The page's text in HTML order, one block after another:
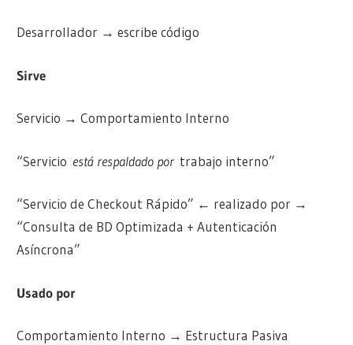
Desarrollador → escribe código
Sirve
Servicio → Comportamiento Interno
“Servicio está respaldado por trabajo interno”
“Servicio de Checkout Rápido” ← realizado por →
“Consulta de BD Optimizada + Autenticación
Asíncrona”
Usado por
Comportamiento Interno → Estructura Pasiva